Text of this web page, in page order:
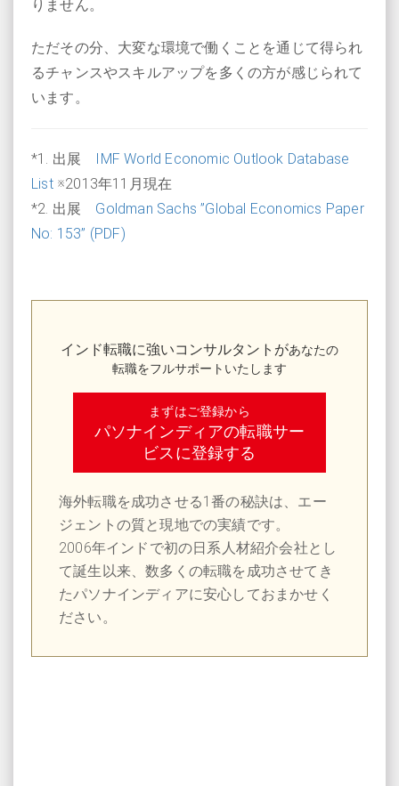
りません。
ただその分、大変な環境で働くことを通じて得られ
るチャンスやスキルアップを多くの方が感じられて
います。
*1. 出展
IMF World Economic Outlook Database
List※2013年11月現在
*2. 出展 Goldman Sachs ”Global Economics Paper
No: 153” (PDF)
インド転職に強いコンサルタントがあなたの
転職をフルサポートいたします
まずはご登録から
パソナインディアの転職サー
ビスに登録する
海外転職を成功させる1番の秘訣は、エー
ジェントの質と現地での実績です。
2006年インドで初の日系人材紹介会社とし
て誕生以来、数多くの転職を成功させてき
たパソナインディアに安心しておまかせく
ださい。